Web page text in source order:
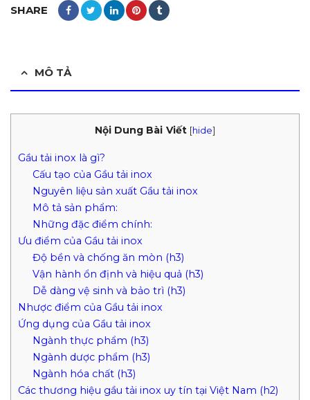
SHARE
MÔ TẢ
Nội Dung Bài Viết [hide]
Gầu tải inox là gì?
Cấu tạo của Gầu tải inox
Nguyên liệu sản xuất Gầu tải inox
Mô tả sản phẩm:
Những đặc điểm chính:
Ưu điểm của Gầu tải inox
Độ bền và chống ăn mòn (h3)
Vận hành ổn định và hiệu quả (h3)
Dễ dàng vệ sinh và bảo trì (h3)
Nhược điểm của Gầu tải inox
Ứng dụng của Gầu tải inox
Ngành thực phẩm (h3)
Ngành dược phẩm (h3)
Ngành hóa chất (h3)
Các thương hiệu gầu tải inox uy tín tại Việt Nam (h2)